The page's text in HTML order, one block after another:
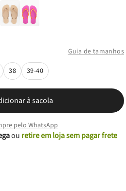
Guia de tamanhos
38 39-40
à sacola
pelo WhatsApp
ou retire em loja sem pagar frete